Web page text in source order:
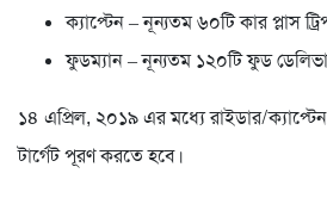
ক্যাপ্টেন – নূন্যতম ৬০টি কার প্লাস
ফুডম্যান – নূন্যতম ১২০টি ফুড
১৪ এপ্রিল, ২০১৯ এর মধ্যে রাইডার/
টার্গেট পূরণ করতে হবে।